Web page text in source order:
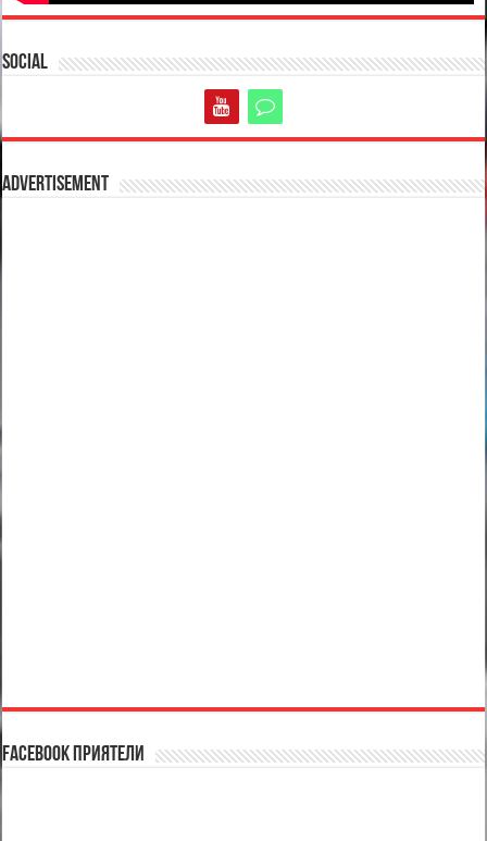
Social
Advertisement
Facebook Приятели